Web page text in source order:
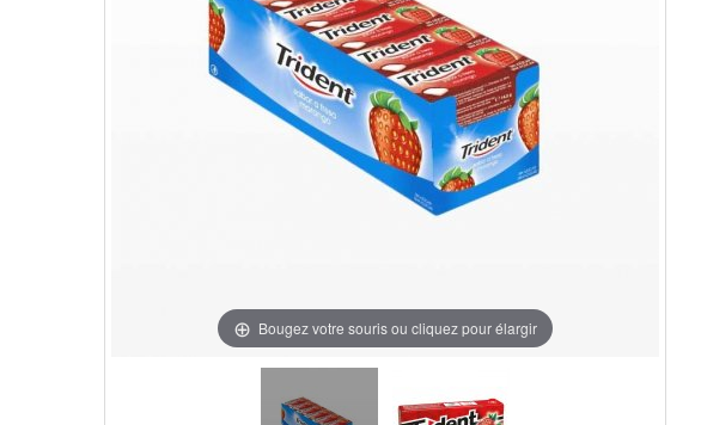
Bougez votre souris ou cliquez pour élargir